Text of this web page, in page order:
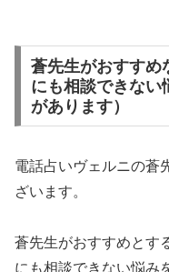
蒼先生がおすすめ
にも相談できない
があります）
電話占いヴェルニの蒼
ざいます。
蒼先生がおすすめとす
にも相談できない悩み